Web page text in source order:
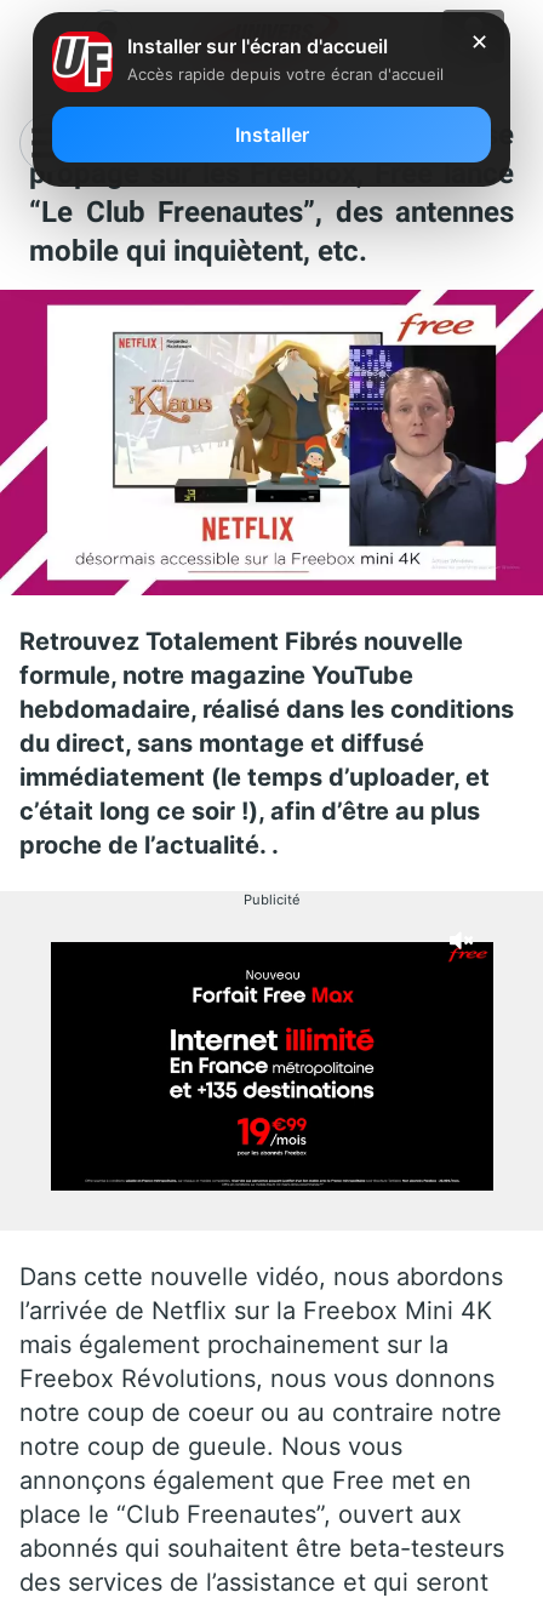
“Totalement Fibrés” : Netflix se
propage sur les Freebox, Free lance
“Le Club Freenautes”, des antennes
mobile qui inquiètent, etc.
Retrouvez Totalement Fibrés nouvelle
formule, notre magazine YouTube
hebdomadaire, réalisé dans les conditions
du direct, sans montage et diffusé
immédiatement (le temps d’uploader, et
c’était long ce soir !), afin d’être au plus
proche de l’actualité. .
Publicité
Dans cette nouvelle vidéo, nous abordons
l’arrivée de Netflix sur la Freebox Mini 4K
mais également prochainement sur la
Freebox Révolutions, nous vous donnons
notre coup de coeur ou au contraire notre
notre coup de gueule. Nous vous
annonçons également que Free met en
place le “Club Freenautes”, ouvert aux
abonnés qui souhaitent être beta-testeurs
des services de l’assistance et qui seront
✕
Installer sur l'écran d'accueil
Accès rapide depuis votre écran d'accueil
Installer